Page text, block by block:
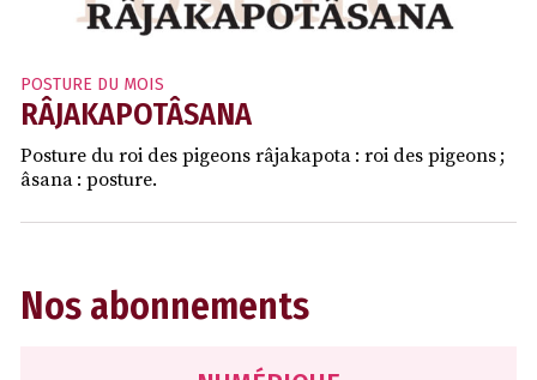
POSTURE DU MOIS
RÂJAKAPOTÂSANA
Posture du roi des pigeons râjakapota : roi des pigeons ;
âsana : posture.
Nos abonnements